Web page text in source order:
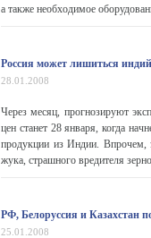
а также необходимое
Россия может лишиться
28.01.2008
Через месяц, прогнозируют
цен станет 28 января, когда
продукции из Индии. Впрочем,
жука, страшного вредителя
РФ, Белоруссия и Казахстан
25.01.2008